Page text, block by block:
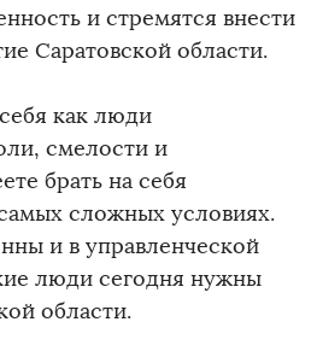
и стремятся внести
Саратовской области.
как люди
смелости и
брать на себя
сложных условиях.
и в управленческой
люди сегодня нужны
области.